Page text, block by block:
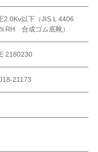
2.0Kv以下（JIS L 4406
合成ゴム底靴）
2180230
21173